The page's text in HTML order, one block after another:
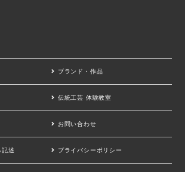
ブランド・作品
伝統工芸 体験教室
お問い合わせ
記述 プライバシーポリシー